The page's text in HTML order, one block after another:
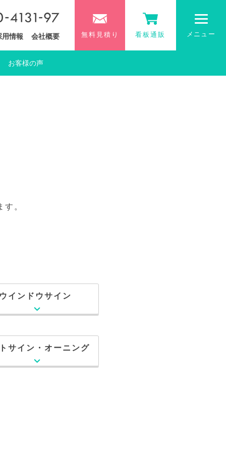
お客様の声
用情報 会社概要 無料見積り 看板通販 メニュー
。
ウインドウサイン
サイン・オーニング